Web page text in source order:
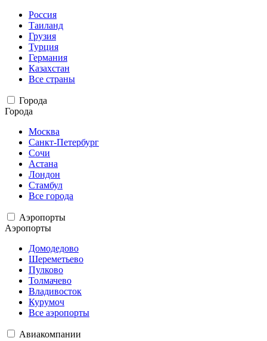
Россия
Таиланд
Грузия
Турция
Германия
Казахстан
Все страны
Города
Города
Москва
Санкт-Петербург
Сочи
Астана
Лондон
Стамбул
Все города
Аэропорты
Аэропорты
Домодедово
Шереметьево
Пулково
Толмачево
Владивосток
Курумоч
Все аэропорты
Авиакомпании